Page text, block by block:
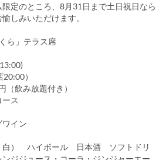
定のところ、8月31日まで土日祝日なら
しみいただけます。
ら」テラス席
）
（飲み放題付き）
ス
ワイン
白） ハイボール 日本酒 ソフトドリ